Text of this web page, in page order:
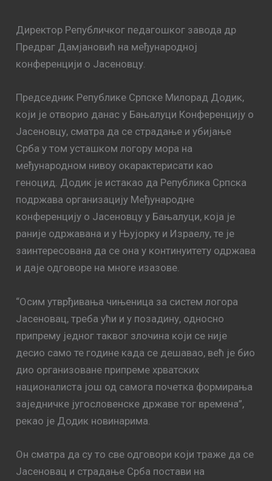
Директор Републичког педагошког завода др
Предраг Дамјановић на међународној
конференцији о Јасеновцу.
Председник Републике Српске Милорад Додик,
који је отворио данас у Бањалуци Конференцију о
Јасеновцу, сматра да се страдање и убијање
Срба у том усташком логору мора на
међународном нивоу окарактерисати као
геноцид. Додик је истакао да Република Српска
подржава организацију Међународне
конференцију о Јасеновцу у Бањалуци, која је
раније одржавана и у Њујорку и Израелу, те је
заинтересована да се она у континуитету одржава
и даје одговоре на многе изазове.
“Осим утврђивања чињеница за систем логора
Јасеновац, треба ући и у позадину, односно
припрему једног таквог злочина који се није
десио само те године када се дешавао, већ је био
дио организоване припреме хрватских
националиста још од самога почетка формирања
заједничке југословенске државе тог времена”,
рекао је Додик новинарима.
Он сматра да су то све одговори који траже да се
Јасеновац и страдање Срба постави на